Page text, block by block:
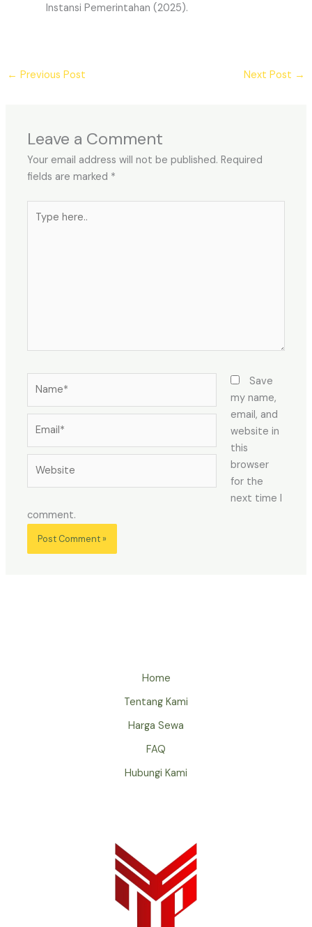
Instansi Pemerintahan (2025).
← Previous Post Next Post →
Leave a Comment
Your email address will not be published. Required
fields are marked *
here..
Save
my name,
email, and
website in
this
browser
for the
next time I
comment.
Home
Tentang Kami
Harga Sewa
FAQ
Hubungi Kami